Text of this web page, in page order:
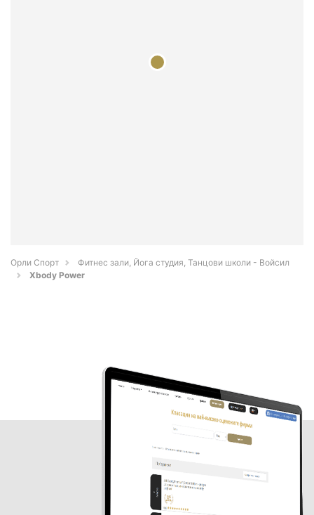
Орли Спорт
Фитнес зали, Йога студия, Танцови школи - Войсил
Xbody Power